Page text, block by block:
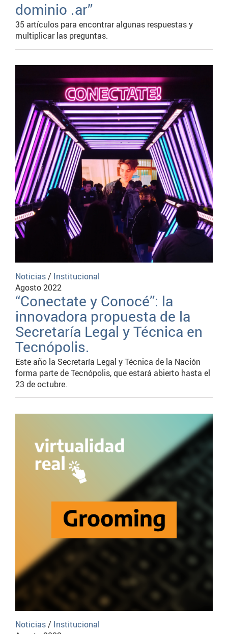
dominio .ar”
35 artículos para encontrar algunas respuestas y
multiplicar las preguntas.
Noticias/ Institucional
Agosto 2022
“Conectate y Conocé”: la
innovadora propuesta de la
Secretaría Legal y Técnica en
Tecnópolis.
Este año la Secretaría Legal y Técnica de la Nación
forma parte de Tecnópolis, que estará abierto hasta el
23 de octubre.
Noticias/ Institucional